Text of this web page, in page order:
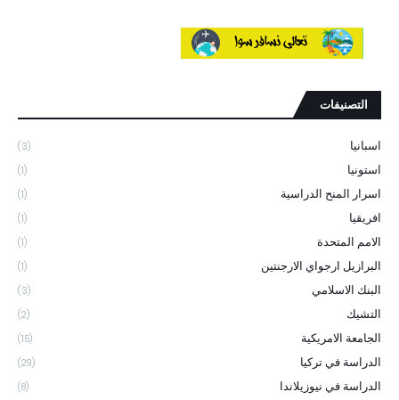
التصنيفات
اسبانيا (3)
استونيا (1)
اسرار المنح الدراسية (1)
افريقيا (1)
الامم المتحدة (1)
البرازيل ارجواي الارجنتين (1)
البنك الاسلامي (3)
التشيك (2)
الجامعة الامريكية (15)
الدراسة في تركيا (29)
الدراسة في نيوزيلاندا (8)